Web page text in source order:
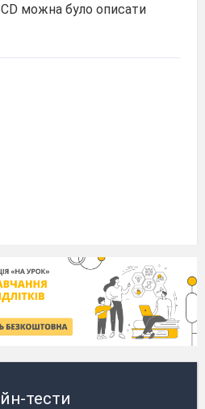
можна було описати
тести